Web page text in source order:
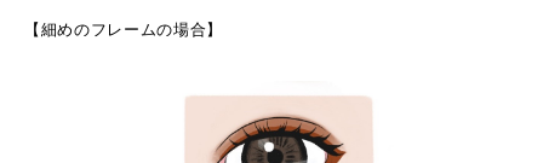
【細めのフレームの場合】